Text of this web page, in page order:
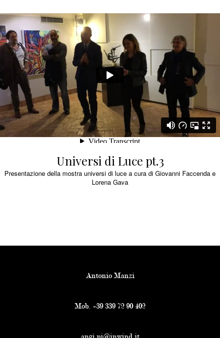
Universi di Luce pt.3
Presentazione della mostra universi di luce a cura di Giovanni Faccenda e
Lorena Gava
Antonio Manzi
Mob. +39 339 72 90 402